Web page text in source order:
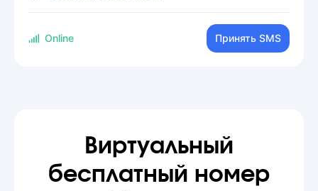
Online Принять SMS
Виртуальный
бесплатный номер